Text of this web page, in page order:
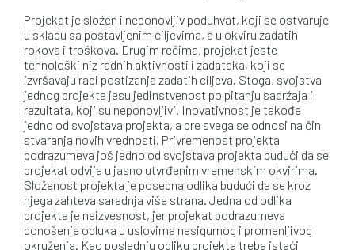
Projekat je složen i neponovljiv poduhvat, koji se ostvaruje
u skladu sa postavljenim ciljevima, a u okviru zadatih
rokova i troškova. Drugim rečima, projekat jeste
tehnološki niz radnih aktivnosti i zadataka, koji se
izvršavaju radi postizanja zadatih ciljeva. Stoga, svojstva
jednog projekta jesu jedinstvenost po pitanju sadržaja i
rezultata, koji su neponovljivi. Inovativnost je takođe
jedno od svojstava projekta, a pre svega se odnosi na čin
stvaranja novih vrednosti. Privremenost projekta
podrazumeva još jedno od svojstava projekta budući da se
projekat odvija u jasno utvrđenim vremenskim okvirima.
Složenost projekta je posebna odlika budući da se kroz
njega zahteva saradnja više strana. Jedna od odlika
projekta je neizvesnost, jer projekat podrazumeva
donošenje odluka u uslovima nesigurnog i promenljivog
okruženja. Kao poslednju odliku projekta treba istaći